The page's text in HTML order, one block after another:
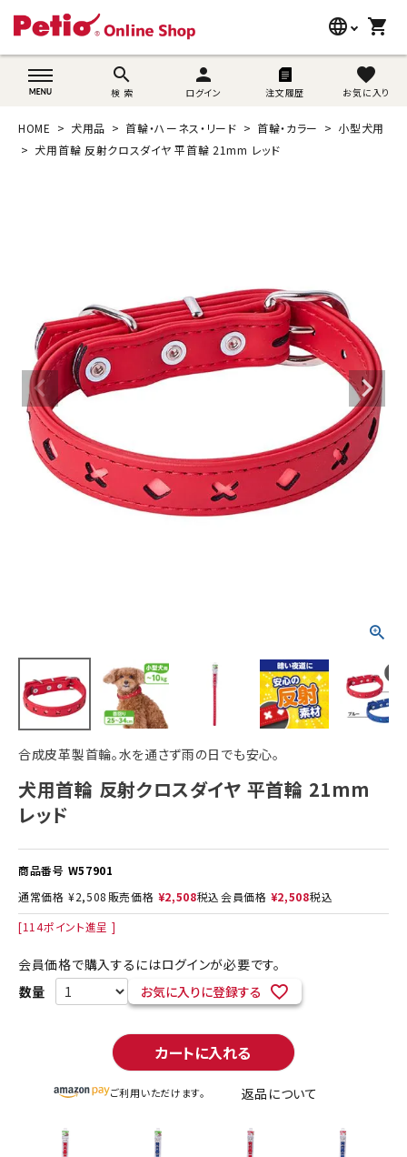
language
wovn-lang-name
shopping_cart
search
検 索
person
ログイン 注文履歴
favorite
お気に入り
search
猫用品
SNS
ご利用案内
ACCOUNT MENU
ようこそ ゲスト 様
ログイン person 新規会員登録
HOME 犬用品 首輪・ハーネス・リード 首輪・カラー
小型犬用
犬用首輪 反射クロスダイヤ 平首輪 21mm レッド
合成皮革製首輪。水を通さず雨の日でも安心。
犬用首輪 反射クロスダイヤ 平首輪 21mm
レッド
商品番号 W57901
通常価格 ¥2,508 販売価格 ¥2,508税込会員価格 ¥2,508税込
[114ポイント進呈 ]
会員価格で購入するにはログインが必要です。
お気に入りに登録する
カートに入れる
ご利用いただけます。 返品について